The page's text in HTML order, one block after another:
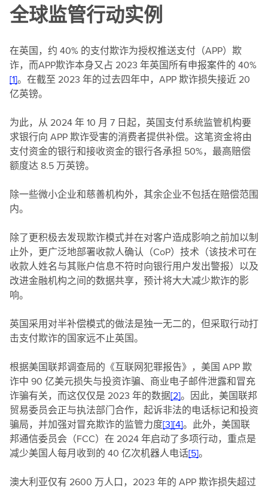
全球监管行动实例
在英国，约 40% 的支付欺诈为授权推送支付（APP）欺
诈，而APP欺诈本身又占 2023 年英国所有申报案件的 40%
[1]。在截至 2023 年的过去四年中，APP 欺诈损失接近 20
亿英镑。
为此，从 2024 年 10 月 7 日起，英国支付系统监管机构要
求银行向 APP 欺诈受害的消费者提供补偿。这笔资金将由
支付资金的银行和接收资金的银行各承担 50%，最高赔偿
额度达 8.5 万英镑。
除一些微小企业和慈善机构外，其余企业不包括在赔偿范围
内。
除了更积极去发现欺诈模式并在对客户造成影响之前加以制
止外，更广泛地部署收款人确认（CoP）技术（该技术可在
收款人姓名与其账户信息不符时向银行用户发出警报）以及
改进金融机构之间的数据共享，预计将大大减少欺诈的影
响。
英国采用对半补偿模式的做法是独一无二的，但采取行动打
击支付欺诈的国家远不止英国。
根据美国联邦调查局的《互联网犯罪报告》，美国 APP 欺
诈中 90 亿美元损失与投资诈骗、商业电子邮件泄露和冒充
诈骗有关，而这仅仅是 2023 年的数据[2]。因此，美国联邦
贸易委员会正与执法部门合作，起诉非法的电话标记和投资
骗局，并加强对冒充欺诈的监管力度[3][4]。此外，美国联
邦通信委员会（FCC）在 2024 年启动了多项行动，重点是
减少美国人每月收到的 40 亿次机器人电话[5]。
澳大利亚仅有 2600 万人口，2023 年的 APP 欺诈损失超过